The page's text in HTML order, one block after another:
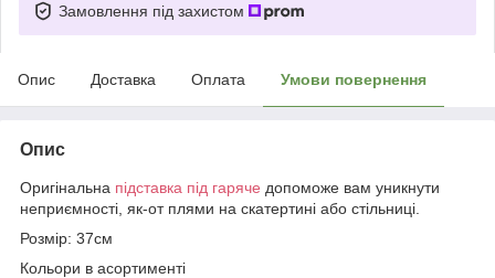
Замовлення під захистом
Опис Доставка Оплата Умови повернення
Опис
Оригінальна підставка під гаряче допоможе вам уникнути
неприємності, як-от плями на скатертині або стільниці.
Розмір: 37см
Кольори в асортименті